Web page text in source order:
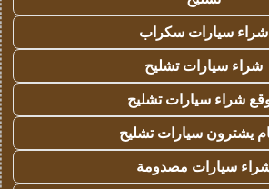
شراء سيارات سكراب
شراء سيارات تشليح
شراء سيارات تشليح
يشترون سيارات تشليح
سيارات مصدومة